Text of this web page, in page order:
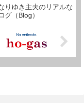
りゆき主夫のリアルな
グ（Blog）